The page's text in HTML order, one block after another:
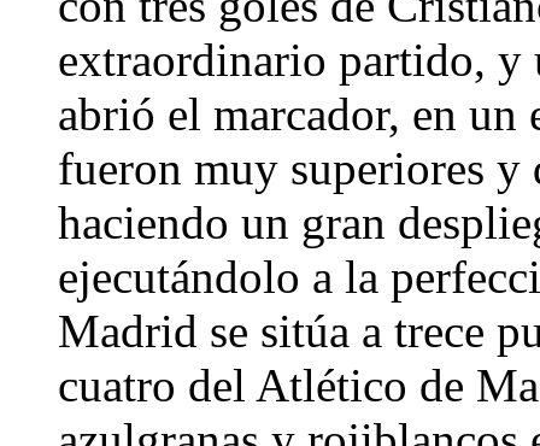
extraordinario partido, y
abrió el marcador, en un
fueron muy superiores y
haciendo un gran
ejecutándolo a la
Madrid se sitúa a trece
cuatro del Atlético de